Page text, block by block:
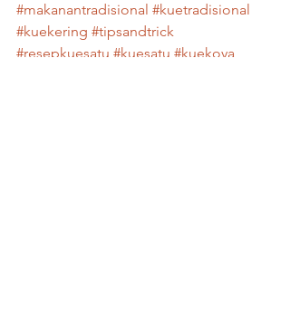
#makanantradisional #kuetradisional
#kuekering #tipsandtrick
#resepkuesatu #kuesatu #kuekoya